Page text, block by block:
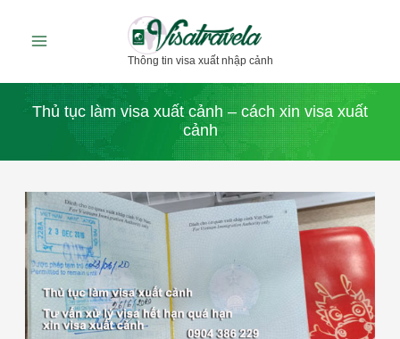
dung
Thông tin visa xuất nhập cảnh
Thủ tục làm visa xuất cảnh – cách xin visa xuất
cảnh